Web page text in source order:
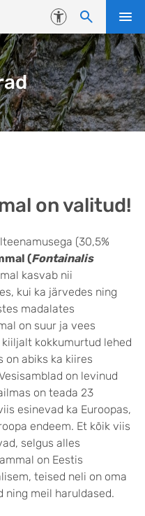
Juurdepääsetavus
on valitud!
(30,5%
(Fontainalis
kasvab nii
kui ka järvedes ning
madalates
on suur ja vees
kokkumurtud lehed
on abiks ka kiires
on levinud
on teada 23
esinevad ka Euroopas,
endeem. Et kõik viis
selgus alles
on Eestis
teised neli on oma
ning meil haruldased.